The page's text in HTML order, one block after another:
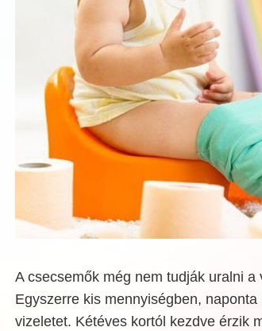
A csecsemők még nem tudják uralni
Egyszerre kis mennyiségben,
vizeletet. Kétéves kortól kezdve érzik